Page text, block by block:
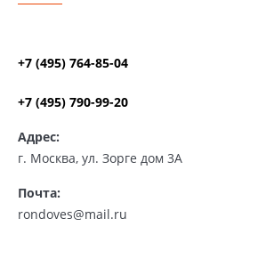
+7 (495) 764-85-04
+7 (495) 790-99-20
Адрес:
г. Москва, ул. Зорге дом 3А
Почта:
rondoves@mail.ru